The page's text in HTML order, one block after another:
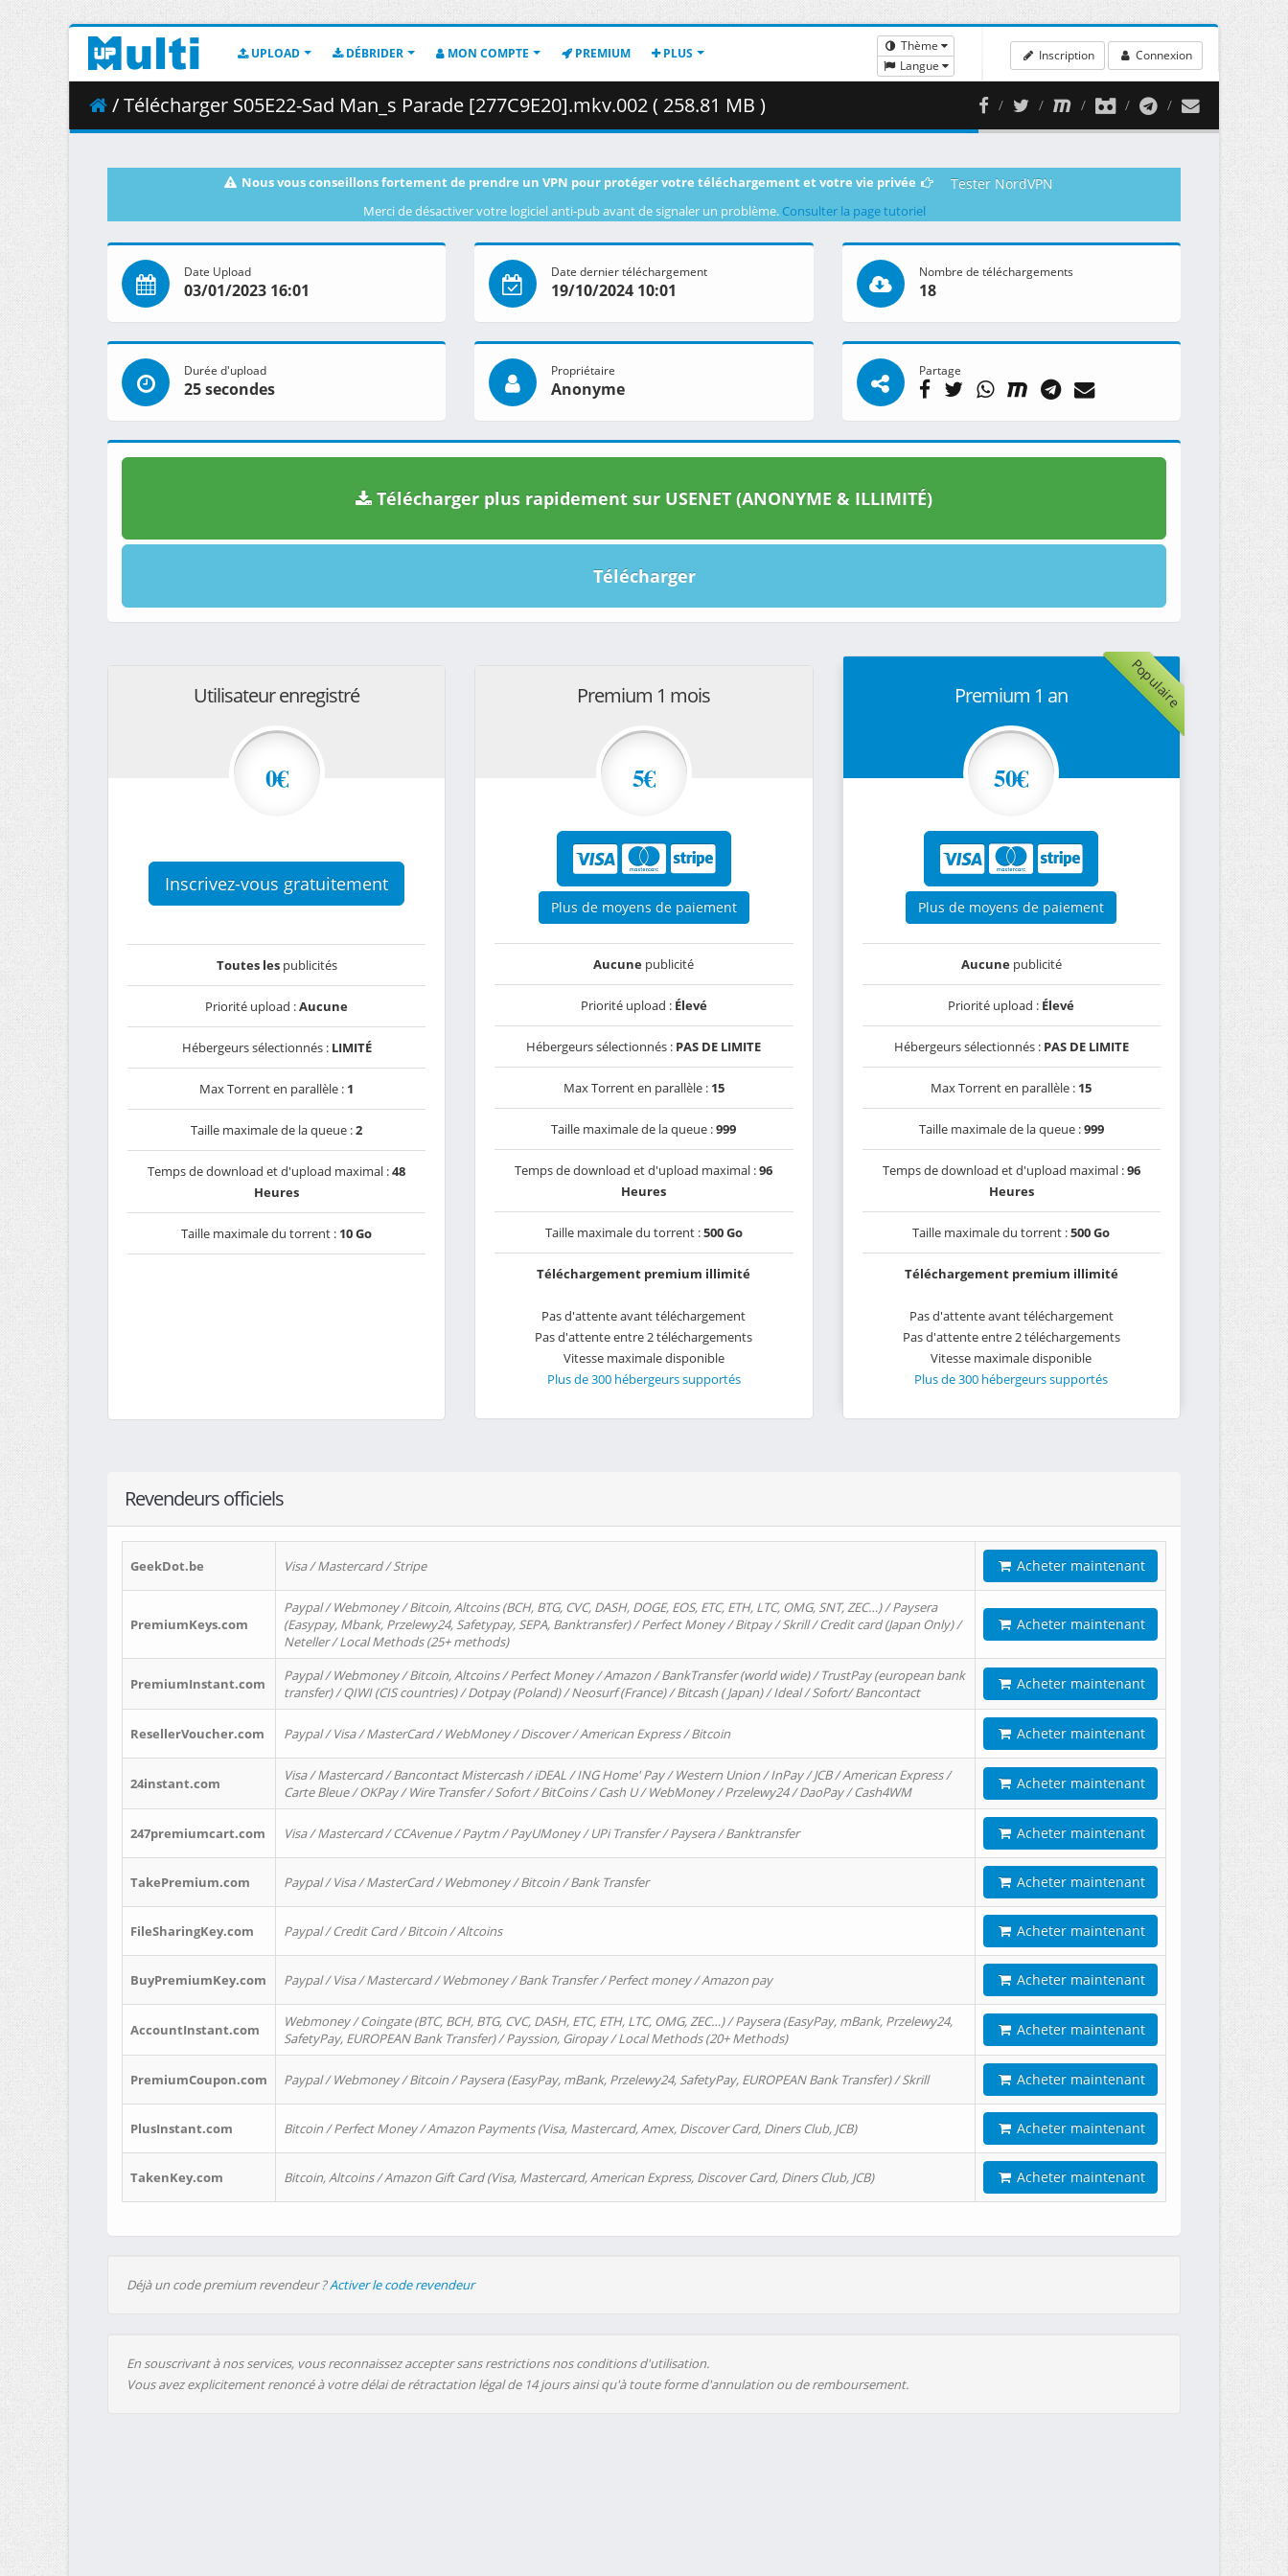
UPLOAD DÉBRIDER MON COMPTE PREMIUM PLUS
Thème
Langue
Inscription Connexion
/ Télécharger S05E22-Sad Man_s Parade [277C9E20].mkv.002 ( 258.81 MB )
Nous vous conseillons fortement de prendre un VPN pour protéger votre téléchargement et votre vie privée Tester NordVPN
Merci de désactiver votre logiciel anti-pub avant de signaler un problème. Consulter la page tutoriel
Date Upload
03/01/2023 16:01
Date dernier téléchargement
19/10/2024 10:01
Nombre de téléchargements
18
Durée d'upload
25 secondes
Propriétaire
Anonyme
Partage
Télécharger plus rapidement sur USENET (ANONYME & ILLIMITÉ)
Télécharger
Utilisateur enregistré
0€
Inscrivez-vous gratuitement
Toutes lespublicités
Priorité upload :Aucune
Hébergeurs sélectionnés : LIMITÉ
Max Torrent en parallèle : 1
Taille maximale de la queue :2
Temps de download et d'upload maximal :48
Heures
Taille maximale du torrent : 10 Go
Premium 1 mois
5€
Plus de moyens de paiement
Aucune publicité
Priorité upload : Élevé
Hébergeurs sélectionnés : PAS DE LIMITE
Max Torrent en parallèle : 15
Taille maximale de la queue :999
Temps de download et d'upload maximal :96
Heures
Taille maximale du torrent :500 Go
Téléchargement premium illimité
Pas d'attente avant téléchargement
Pas d'attente entre 2 téléchargements
Vitesse maximale disponible
Plus de 300 hébergeurs supportés
Populaire
Premium 1 an
50€
Plus de moyens de paiement
Aucunepublicité
Priorité upload : Élevé
Hébergeurs sélectionnés : PAS DE LIMITE
Max Torrent en parallèle : 15
Taille maximale de la queue :999
Temps de download et d'upload maximal :96
Heures
Taille maximale du torrent :500 Go
Téléchargement premium illimité
Pas d'attente avant téléchargement
Pas d'attente entre 2 téléchargements
Vitesse maximale disponible
Plus de 300 hébergeurs supportés
Revendeurs officiels
GeekDot.be Visa / Mastercard / Stripe Acheter maintenant
PremiumKeys.com
Paypal / Webmoney / Bitcoin, Altcoins (BCH, BTG, CVC, DASH, DOGE, EOS, ETC, ETH, LTC, OMG, SNT, ZEC…) / Paysera
(Easypay, Mbank, Przelewy24, Safetypay, SEPA, Banktransfer) / Perfect Money / Bitpay / Skrill / Credit card (Japan Only) /
Neteller / Local Methods (25+ methods)
Acheter maintenant
PremiumInstant.com
Paypal / Webmoney / Bitcoin, Altcoins / Perfect Money / Amazon / BankTransfer (world wide) / TrustPay (european bank
transfer) / QIWI (CIS countries) / Dotpay (Poland) / Neosurf (France) / Bitcash ( Japan) / Ideal / Sofort/ Bancontact
Acheter maintenant
ResellerVoucher.com Paypal / Visa / MasterCard / WebMoney / Discover / American Express / Bitcoin Acheter maintenant
24instant.com
Visa / Mastercard / Bancontact Mistercash / iDEAL / ING Home' Pay / Western Union / InPay / JCB / American Express /
Carte Bleue / OKPay / Wire Transfer / Sofort / BitCoins / Cash U / WebMoney / Przelewy24 / DaoPay / Cash4WM
Acheter maintenant
247premiumcart.com Visa / Mastercard / CCAvenue / Paytm / PayUMoney / UPi Transfer / Paysera / Banktransfer Acheter maintenant
TakePremium.com Paypal / Visa / MasterCard / Webmoney / Bitcoin / Bank Transfer Acheter maintenant
FileSharingKey.com Paypal / Credit Card / Bitcoin / Altcoins Acheter maintenant
BuyPremiumKey.com Paypal / Visa / Mastercard / Webmoney / Bank Transfer / Perfect money / Amazon pay Acheter maintenant
AccountInstant.com
Webmoney / Coingate (BTC, BCH, BTG, CVC, DASH, ETC, ETH, LTC, OMG, ZEC…) / Paysera (EasyPay, mBank, Przelewy24,
SafetyPay, EUROPEAN Bank Transfer) / Payssion, Giropay / Local Methods (20+ Methods)
Acheter maintenant
PremiumCoupon.com Paypal / Webmoney / Bitcoin / Paysera (EasyPay, mBank, Przelewy24, SafetyPay, EUROPEAN Bank Transfer) / Skrill Acheter maintenant
PlusInstant.com Bitcoin / Perfect Money / Amazon Payments (Visa, Mastercard, Amex, Discover Card, Diners Club, JCB) Acheter maintenant
TakenKey.com Bitcoin, Altcoins / Amazon Gift Card (Visa, Mastercard, American Express, Discover Card, Diners Club, JCB) Acheter maintenant
Déjà un code premium revendeur ?Activer le code revendeur
En souscrivant à nos services, vous reconnaissez accepter sans restrictions nos conditions d'utilisation.
Vous avez explicitement renoncé à votre délai de rétractation légal de 14 jours ainsi qu'à toute forme d'annulation ou de remboursement.